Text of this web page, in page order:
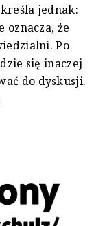
jednak:
oznacza, że
Po
się inaczej
do dyskusji.